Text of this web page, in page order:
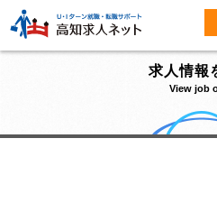
求人情報
View job